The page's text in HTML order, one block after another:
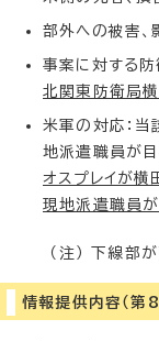
部外への被害、
事案に対する防
北関東防衛局
米軍の対応：
地派遣職員が目
オスプレイが
現地派遣職員が
（注） 下線部が
情報提供内容（第8